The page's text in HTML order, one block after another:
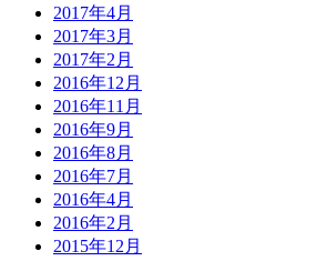
2017年4月
2017年3月
2017年2月
2016年12月
2016年11月
2016年9月
2016年8月
2016年7月
2016年4月
2016年2月
2015年12月